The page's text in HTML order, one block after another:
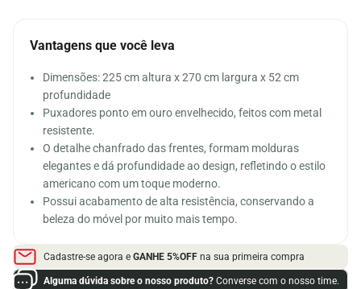
Vantagens que você leva
Dimensões: 225 cm altura x 270 cm largura x 52 cm
profundidade
Puxadores ponto em ouro envelhecido, feitos com metal
resistente.
O detalhe chanfrado das frentes, formam molduras
elegantes e dá profundidade ao design, refletindo o estilo
americano com um toque moderno.
Possui acabamento de alta resistência, conservando a
beleza do móvel por muito mais tempo.
Cadastre-se agora e GANHE 5%OFF na sua primeira compra
Alguma dúvida sobre o nosso produto? Converse com o nosso time.